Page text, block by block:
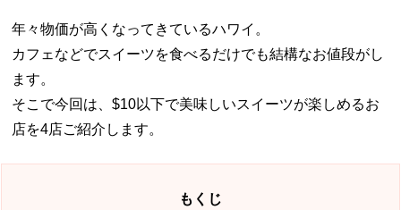
年々物価が高くなってきているハワイ。
カフェなどでスイーツを食べるだけでも結構なお値段がし
ます。
そこで今回は、$10以下で美味しいスイーツが楽しめるお
店を4店ご紹介します。
もくじ